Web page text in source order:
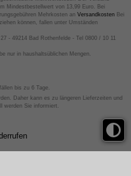
Mindestbestellwert von 13,99 Euro. Bei
Mehrkosten an VersandkostenBei
können, fallen unter Umständen
- 49214 Bad Rothenfelde - Tel 0800 / 10 11
nur in haushaltsüblichen Mengen.
bis zu 6 Tage.
Daher kann es zu längeren Lieferzeiten und
Sie informiert.